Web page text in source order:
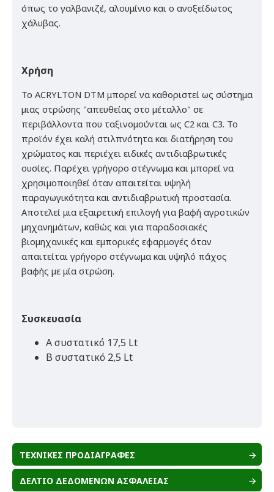
όπως το γαλβανιζέ, αλουμίνιο και ο ανοξείδωτος
χάλυβας.
Χρήση
Το ACRYLTON DTM μπορεί να καθοριστεί ως σύστημα
μιας στρώσης "απευθείας στο μέταλλο" σε
περιβάλλοντα που ταξινομούνται ως C2 και C3. Το
προϊόν έχει καλή στιλπνότητα και διατήρηση του
χρώματος και περιέχει ειδικές αντιδιαβρωτικές
ουσίες. Παρέχει γρήγορο στέγνωμα και μπορεί να
χρησιμοποιηθεί όταν απαιτείται υψηλή
παραγωγικότητα και αντιδιαβρωτική προστασία.
Αποτελεί μια εξαιρετική επιλογή για βαφή αγροτικών
μηχανημάτων, καθώς και για παραδοσιακές
βιομηχανικές και εμπορικές εφαρμογές όταν
απαιτείται γρήγορο στέγνωμα και υψηλό πάχος
βαφής με μία στρώση.
Συσκευασία
Α συστατικό 17,5 Lt
Β συστατικό 2,5 Lt
ΤΕΧΝΙΚΕΣ ΠΡΟΔΙΑΓΡΑΦΕΣ
ΔΕΛΤΙΟ ΔΕΔΟΜΕΝΩΝ ΑΣΦΑΛΕΙΑΣ